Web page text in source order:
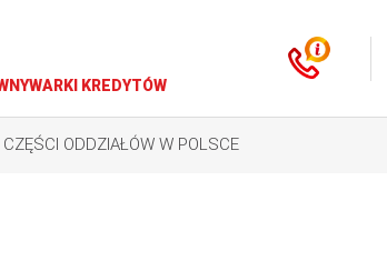
KREDYTÓW
ODDZIAŁÓW W POLSCE